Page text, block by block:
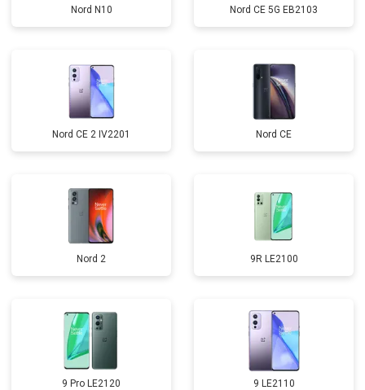
Nord N10 Nord CE 5G EB2103
Nord CE 2 IV2201 Nord CE
Nord 2 9R LE2100
9 Pro LE2120 9 LE2110